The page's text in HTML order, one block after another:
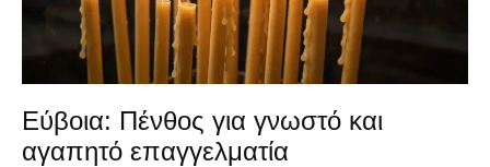
Εύβοια: Πένθος για γνωστό και
αγαπητό επαγγελματία